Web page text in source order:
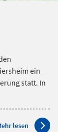
ein
statt. In
lesen